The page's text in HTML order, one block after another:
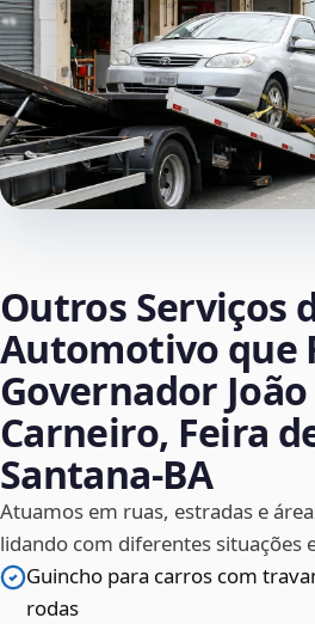
Outros Serviços
Automotivo que
Governador
Carneiro, Feira
Santana‑BA
Atuamos em ruas, estradas e
lidando com diferentes situações
Guincho para carros com
rodas